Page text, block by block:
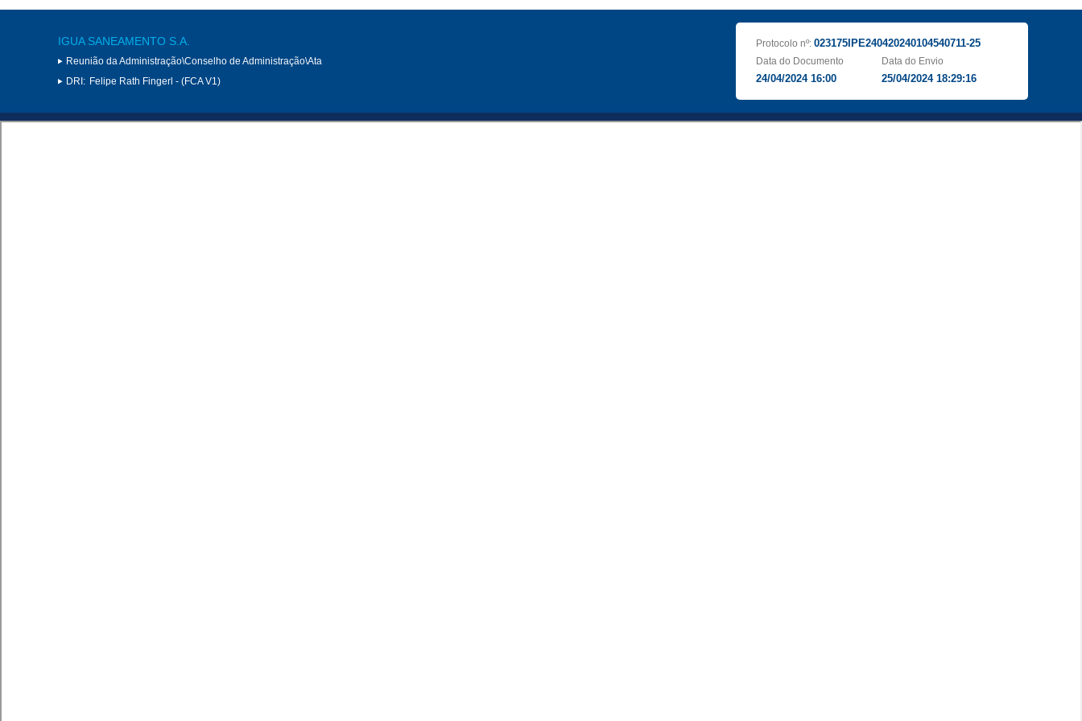
IGUA SANEAMENTO S.A.
Reunião da Administração\Conselho de Administração\Ata
DRI: Felipe Rath Fingerl - (FCA V1)
Protocolo nº: 023175IPE240420240104540711-25
Data do Documento
24/04/2024 16:00
Data do Envio
25/04/2024 18:29:16